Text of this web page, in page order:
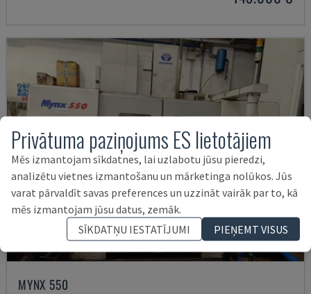
MYNX 550
Privātuma paziņojums ES lietotājiem
Mēs izmantojam sīkdatnes, lai uzlabotu jūsu pieredzi,
analizētu vietnes izmantošanu un mārketinga nolūkos. Jūs
varat pārvaldīt savas preferences un uzzināt vairāk par to, kā
mēs izmantojam jūsu datus, zemāk.
SĪKDATŅU IESTATĪJUMI
PIEŅEMT VISUS